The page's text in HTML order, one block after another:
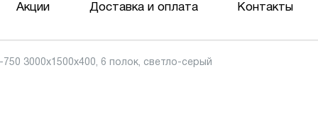
Акции Доставка и оплата Контакты
3000х1500х400, 6 полок, светло-серый